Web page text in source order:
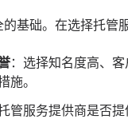
基础。在选择托管
：选择知名度高、
施。
管服务提供商是否